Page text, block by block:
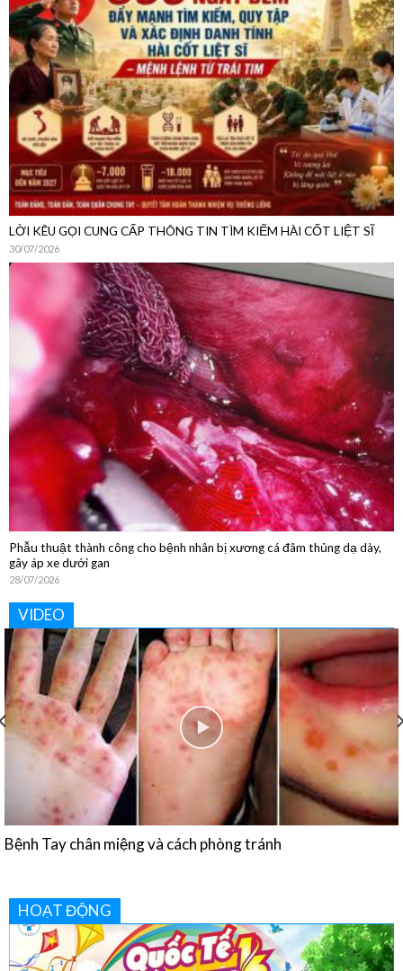
LỜI KÊU GỌI CUNG CẤP THÔNG TIN TÌM KIẾM HÀI CỐT LIỆT SĨ
30/07/2026
Phẫu thuật thành công cho bệnh nhân bị xương cá đâm thủng dạ dày,
gây áp xe dưới gan
28/07/2026
VIDEO
Khoa Vật lý trị liệu và Phục hồi chức năng: “Phục hồi tận
tâm – Nâng tầm cuộc sống”
HOẠT ĐỘNG